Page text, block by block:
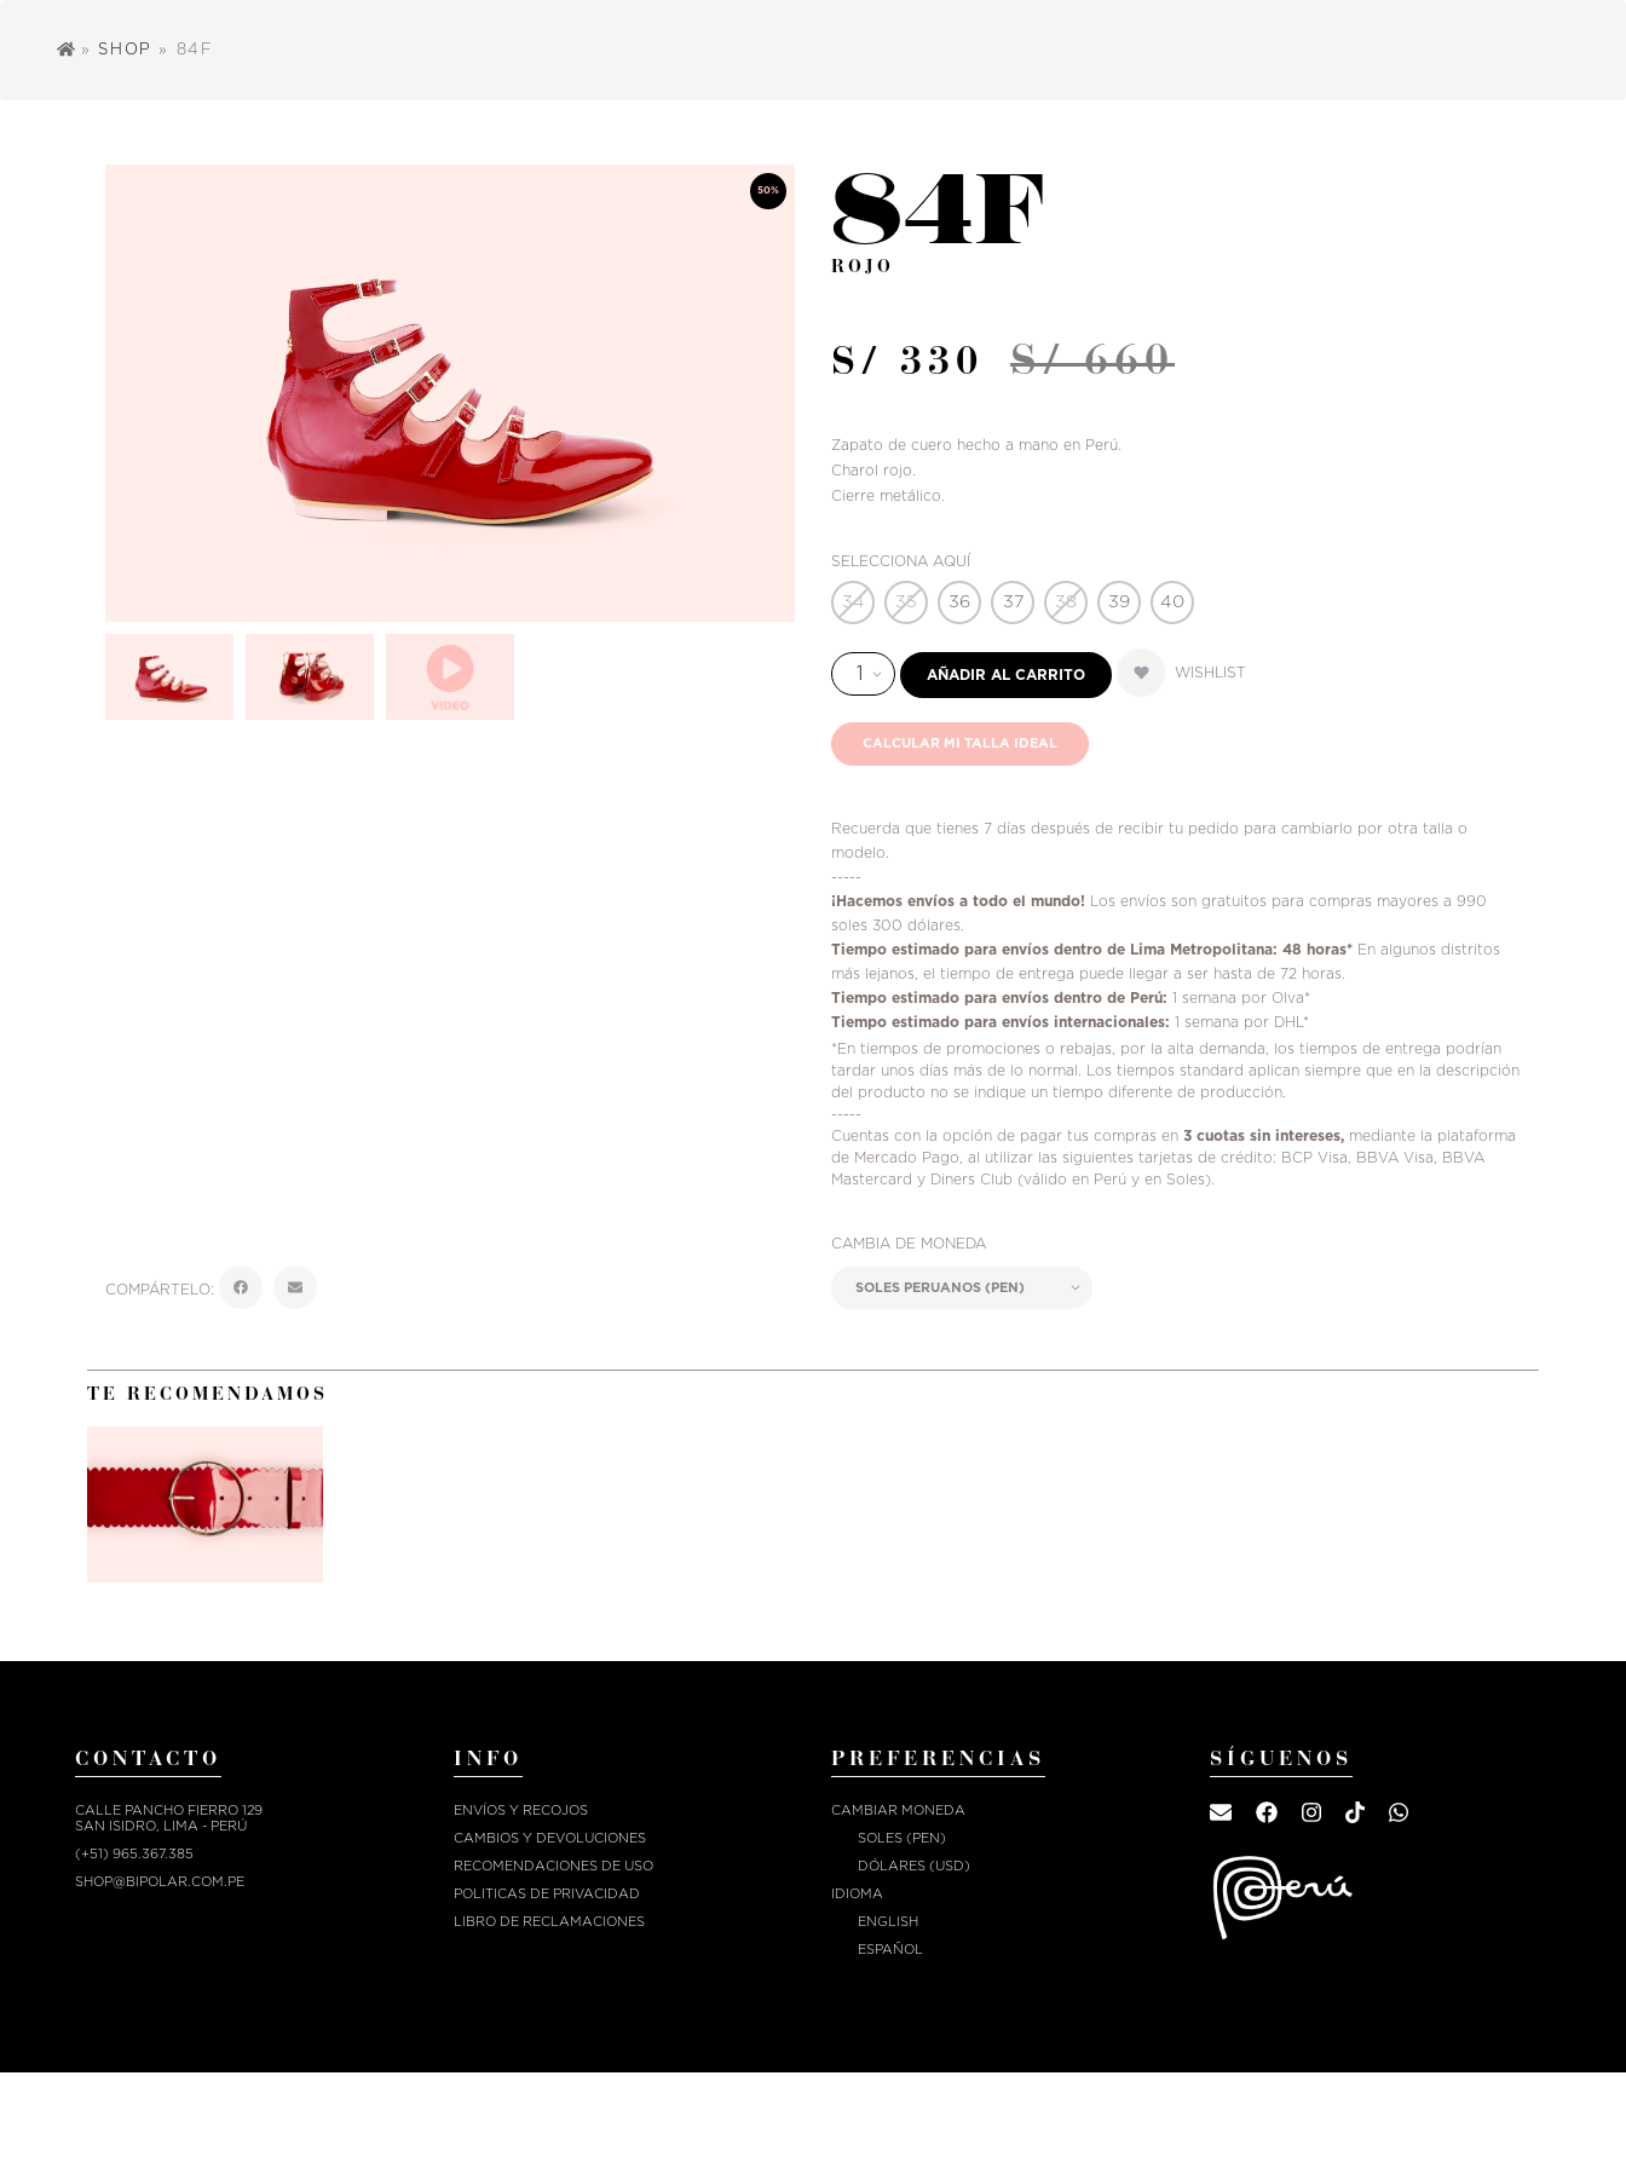
» SHOP » 84F
50% 84F
ROJO
S/ 330 S/ 660
Zapato de cuero hecho a mano en Perú.
Charol rojo.
Cierre metálico.
SELECCIONA AQUÍ
34 35 36 37 38 39 40
AÑADIR AL CARRITO WISHLIST
CALCULAR MI TALLA IDEAL
Recuerda que tienes 7 días después de recibir tu pedido para cambiarlo por otra talla o
modelo.
-----
¡ Hacemos envíos a todo el mundo! Los envíos son gratuitos para compras mayores a 990
soles 300 dólares.
Tiempo estimado para envíos dentro de Lima Metropolitana: 48 horas* En algunos distritos
más lejanos, el tiempo de entrega puede llegar a ser hasta de 72 horas.
Tiempo estimado para envíos dentro de Perú: 1 semana por Olva*
Tiempo estimado para envíos internacionales: 1 semana por DHL*
*En tiempos de promociones o rebajas, por la alta demanda, los tiempos de entrega podrían
tardar unos días más de lo normal. Los tiempos standard aplican siempre que en la descripción
del producto no se indique un tiempo diferente de producción.
-----
Cuentas con la opción de pagar tus compras en 3 cuotas sin intereses, mediante la plataforma
de Mercado Pago, al utilizar las siguientes tarjetas de crédito: BCP Visa, BBVA Visa, BBVA
Mastercard y Diners Club (válido en Perú y en Soles).
COMPÁRTELO:
CAMBIA DE MONEDA
TE RECOMENDAMOS
CONTACTO
CALLE PANCHO FIERRO 129
SAN ISIDRO, LIMA - PERÚ
(+51) 965.367.385
SHOP@BIPOLAR.COM.PE
INFO
ENVÍOS Y RECOJOS
CAMBIOS Y DEVOLUCIONES
RECOMENDACIONES DE USO
POLITICAS DE PRIVACIDAD
LIBRO DE RECLAMACIONES
PREFERENCIAS
CAMBIAR MONEDA
SOLES (PEN)
DÓLARES (USD)
IDIOMA
ENGLISH
ESPAÑOL
SÍGUENOS